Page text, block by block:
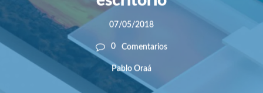
07/05/2018
0 Comentarios
Pablo Oraá